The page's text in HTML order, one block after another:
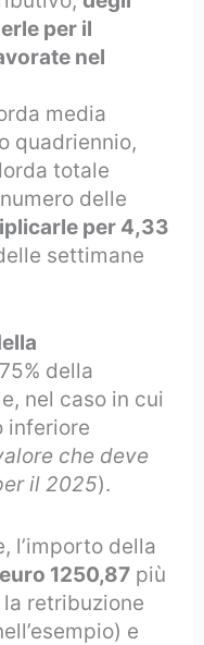
per il
nel
media
quadriennio,
totale
delle
per 4,33
settimane
della
nel caso in cui
inferiore
che deve
il 2025).
l’importo della
1250,87 più
retribuzione
e